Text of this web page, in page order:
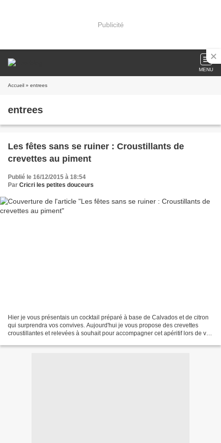
Publicité
MENU
Accueil » entrees
entrees
Les fêtes sans se ruiner : Croustillants de
crevettes au piment
Publié le 16/12/2015 à 18:54
Par Cricri les petites douceurs
Hier je vous présentais un cocktail préparé à base de Calvados et de citron
qui surprendra vos convives. Aujourd'hui je vous propose des crevettes
croustillantes et relevées à souhait pour accompagner cet apéritif lors de vos